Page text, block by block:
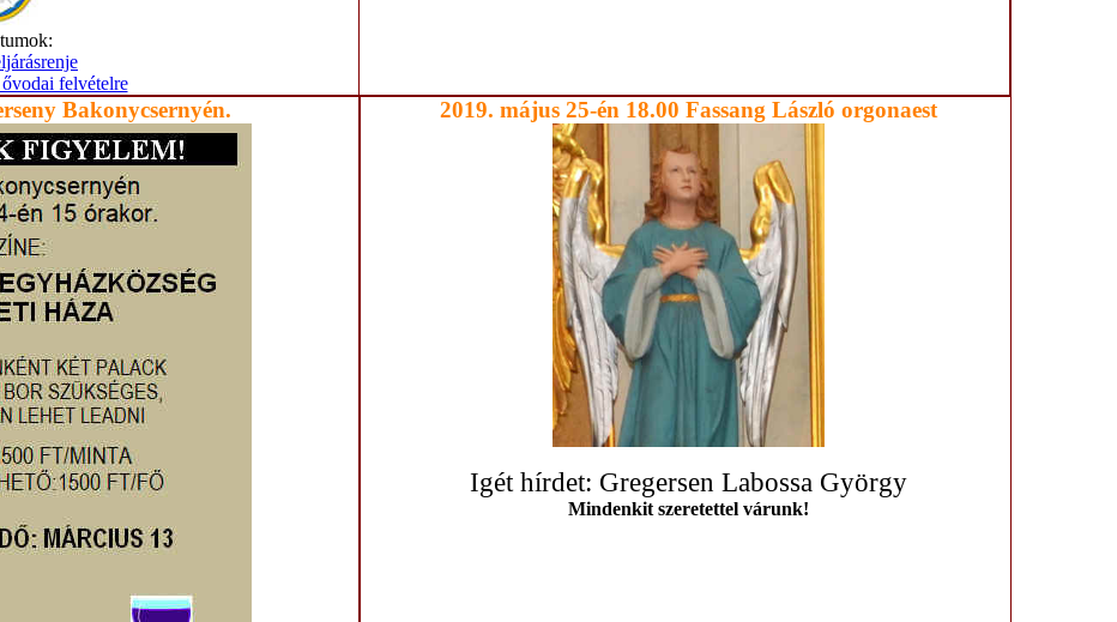
felvételre
Bakonycsernyén. 2019. május 25-én 18.00 Fassang László orgonaest
Igét hírdet: Gregersen Labossa György
Mindenkit szeretettel várunk!